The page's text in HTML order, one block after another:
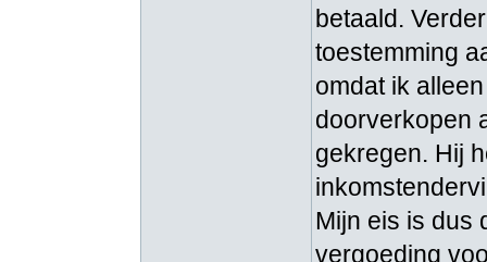
betaald.
toestemming
omdat ik
doorverkopen
gekregen. Hij
Mijn eis is dus
vergoeding